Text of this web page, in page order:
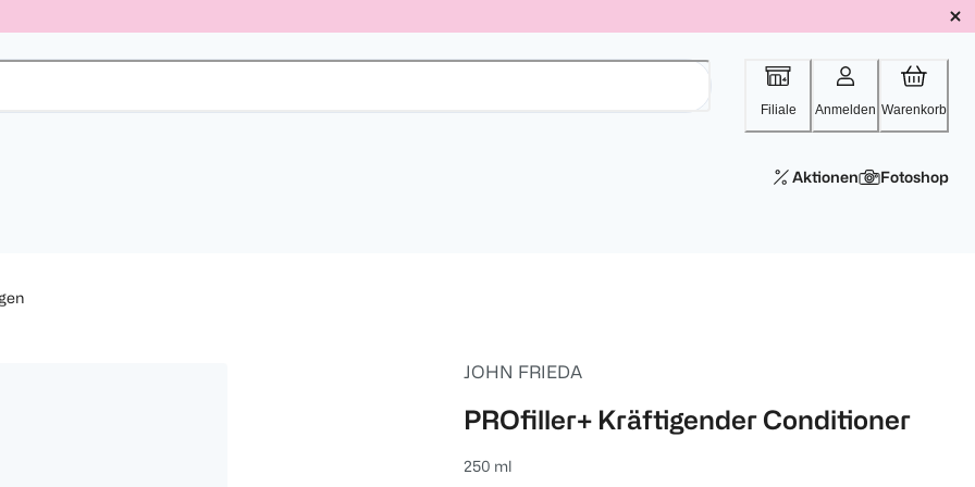
Filiale Anmelden Warenkorb
Aktionen Fotoshop
JOHN FRIEDA
PROfiller+ Kräftigender Conditioner
250 ml